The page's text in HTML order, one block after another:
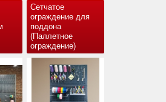
Сетчатое
ограждение для
поддона
(Паллетное
ограждение)